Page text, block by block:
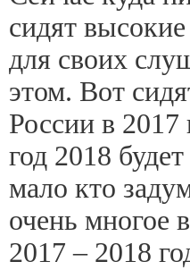
сидят
для своих
этом. Вот
России в 2017
год 2018
мало кто
очень многое
2017 – 2018